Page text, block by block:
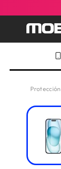
Protección